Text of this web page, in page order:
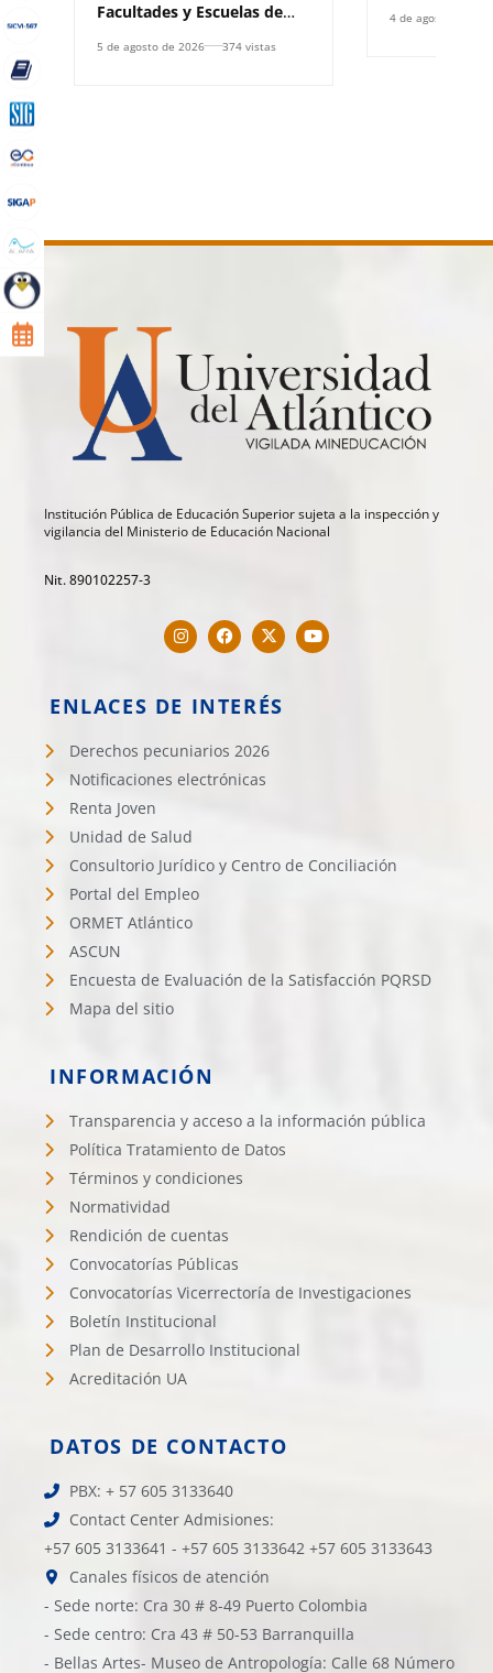
Facultades y Escuelas de
Derecho, (RIFED)
5 de agosto de 2026 374 vistas
4 de agosto de
Institución Pública de Educación Superior sujeta a la inspección y
vigilancia del Ministerio de Educación Nacional
Nit. 890102257-3
ENLACES DE INTERÉS
Derechos pecuniarios 2026
Notificaciones electrónicas
Renta Joven
Unidad de Salud
Consultorio Jurídico y Centro de Conciliación
Portal del Empleo
ORMET Atlántico
ASCUN
Encuesta de Evaluación de la Satisfacción PQRSD
Mapa del sitio
INFORMACIÓN
Transparencia y acceso a la información pública
Política Tratamiento de Datos
Términos y condiciones
Normatividad
Rendición de cuentas
Convocatorías Públicas
Convocatorías Vicerrectoría de Investigaciones
Boletín Institucional
Plan de Desarrollo Institucional
Acreditación UA
DATOS DE CONTACTO
PBX: + 57 605 3133640
Contact Center Admisiones:
+57 605 3133641 - +57 605 3133642 +57 605 3133643
Canales físicos de atención
- Sede norte: Cra 30 # 8-49 Puerto Colombia
- Sede centro: Cra 43 # 50-53 Barranquilla
- Bellas Artes- Museo de Antropología: Calle 68 Número